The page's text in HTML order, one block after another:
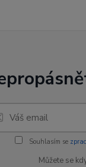
Souhlasím se
Můžete se